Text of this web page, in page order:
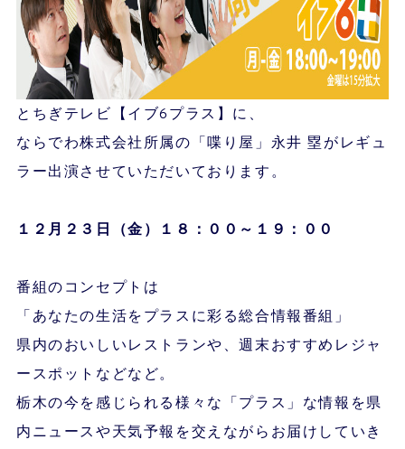
とちぎテレビ【イブ6プラス】に、
ならでわ株式会社所属の「喋り屋」永井 塁がレギュ
ラー出演させていただいております。
１２月２３ 日（金）１８：００～１９：００
番組のコンセプトは
「あなたの生活をプラスに彩る総合情報番組」
県内のおいしいレストランや、週末おすすめレジャ
ースポットなどなど。
栃木の今を感じられる様々な「プラス」な情報を県
内ニュースや天気予報を交えながらお届けしていき